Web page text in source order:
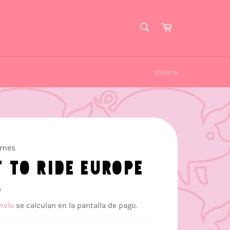
Carrito
Cuenta
TO RIDE EUROPE
se calculan en la pantalla de pago.